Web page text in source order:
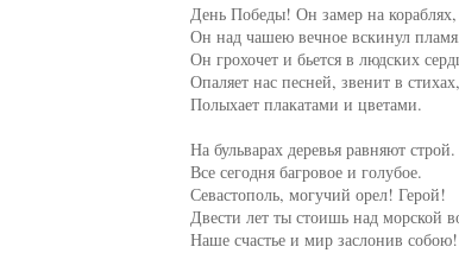
День Победы! Он замер на кораблях,
Он над чашею вечное вскинул пламя,
Он грохочет и бьется в людских
Опаляет нас песней, звенит в стихах,
Полыхает плакатами и цветами.
На бульварах деревья равняют строй.
Все сегодня багровое и голубое.
Севастополь, могучий орел! Герой!
Двести лет ты стоишь над морской
Наше счастье и мир заслонив собою!